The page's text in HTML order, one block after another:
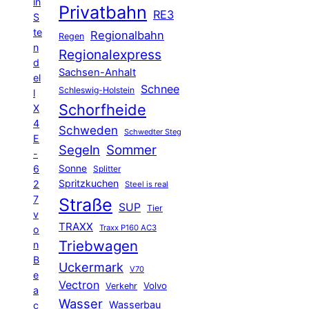
S
te
n
d
el
l
X
4
E
-
6
2
7
v
o
n
B
e
a
c
Privatbahn RE3
Regen Regionalbahn
Regionalexpress
Sachsen-Anhalt
Schleswig-Holstein Schnee
Schorfheide
Schweden Schwedter Steg
Segeln Sommer
Sonne Splitter
Spritzkuchen Steel is real
Straße SUP Tier
TRAXX Traxx P160 AC3
Triebwagen
Uckermark V70
Vectron Verkehr Volvo
Wasser Wasserbau